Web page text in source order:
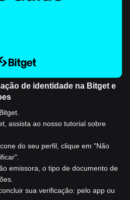
de identidade na Bitget e
assista ao nosso tutorial sobre
do seu perfil, clique em "Não
emissora, o tipo de documento de
sua verificação: pelo app ou